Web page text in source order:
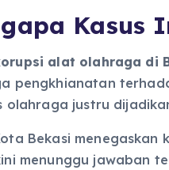
Kasus
alat olahraga di
pengkhianatan
olahraga justru
Bekasi
menunggu jawaban